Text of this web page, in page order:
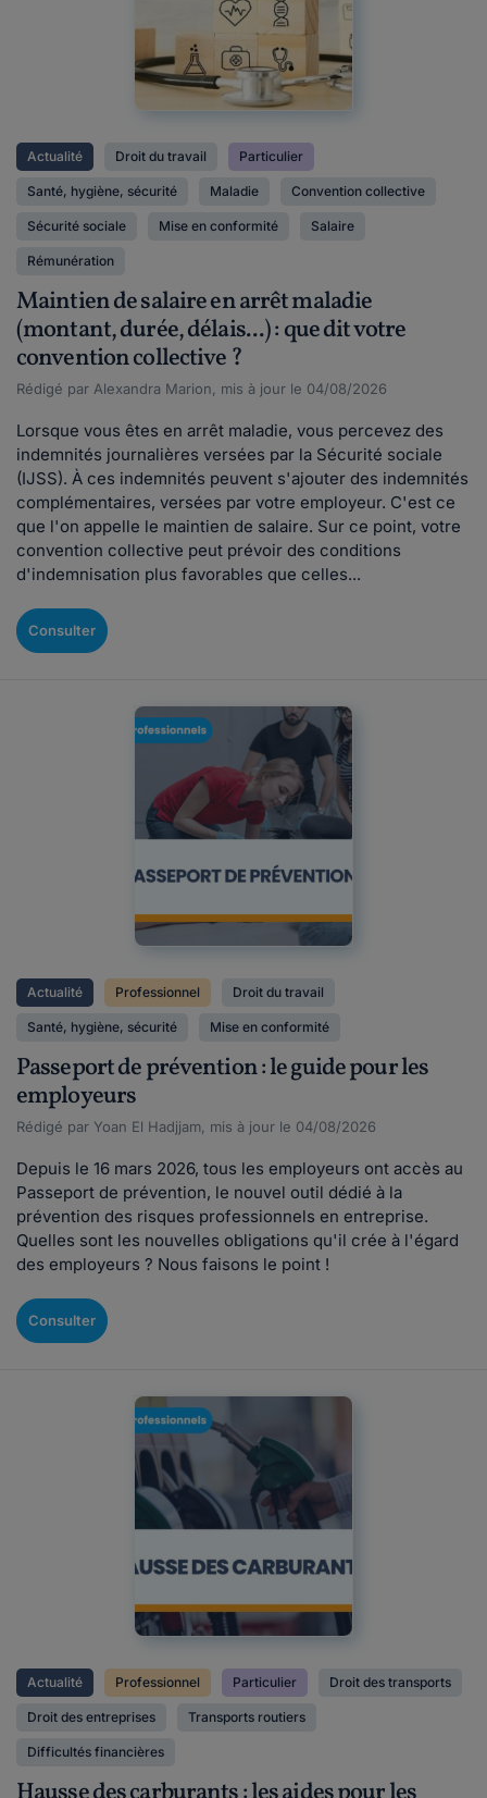
Actualité Droit du travail Particulier
Santé, hygiène, sécurité Maladie Convention collective
Sécurité sociale Mise en conformité Salaire
Rémunération
Maintien de salaire en arrêt maladie
(montant, durée, délais...) : que dit votre
convention collective ?
Rédigé par Alexandra Marion, mis à jour le 04/08/2026
Lorsque vous êtes en arrêt maladie, vous percevez des
indemnités journalières versées par la Sécurité sociale
(IJSS). À ces indemnités peuvent s'ajouter des indemnités
complémentaires, versées par votre employeur. C'est ce
que l'on appelle le maintien de salaire. Sur ce point, votre
convention collective peut prévoir des conditions
d'indemnisation plus favorables que celles...
Consulter
Actualité Professionnel Droit du travail
Santé, hygiène, sécurité Mise en conformité
Passeport de prévention : le guide pour les
employeurs
Rédigé par Yoan El Hadjjam, mis à jour le 04/08/2026
Depuis le 16 mars 2026, tous les employeurs ont accès au
Passeport de prévention, le nouvel outil dédié à la
prévention des risques professionnels en entreprise.
Quelles sont les nouvelles obligations qu'il crée à l'égard
des employeurs ? Nous faisons le point !
Consulter
Actualité Professionnel Particulier Droit des transports
Droit des entreprises Transports routiers
Difficultés financières